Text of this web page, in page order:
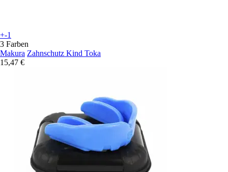
+-1
3 Farben
Makura Zahnschutz Kind Toka
15,47 €